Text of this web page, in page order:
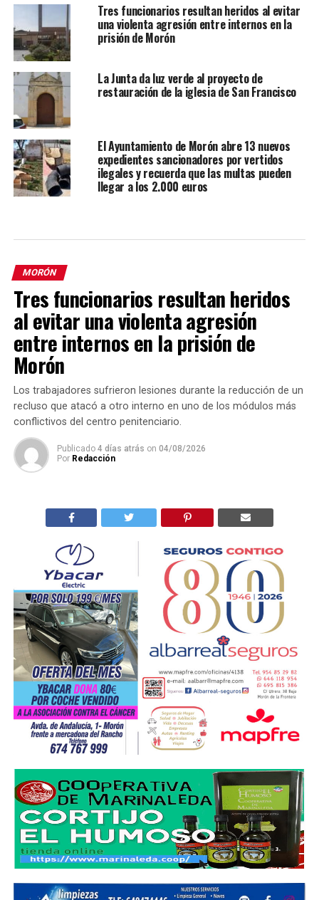
Tres funcionarios resultan heridos al evitar
una violenta agresión entre internos en la
prisión de Morón
La Junta da luz verde al proyecto de
restauración de la iglesia de San Francisco
El Ayuntamiento de Morón abre 13 nuevos
expedientes sancionadores por vertidos
ilegales y recuerda que las multas pueden
llegar a los 2.000 euros
MORÓN
Tres funcionarios resultan heridos
al evitar una violenta agresión
entre internos en la prisión de
Morón
Los trabajadores sufrieron lesiones durante la reducción de un
recluso que atacó a otro interno en uno de los módulos más
conflictivos del centro penitenciario.
Publicado 4 días atrás on 04/08/2026
Por Redacción